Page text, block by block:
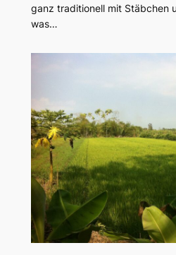
ganz traditionell mit Stäbchen
was…